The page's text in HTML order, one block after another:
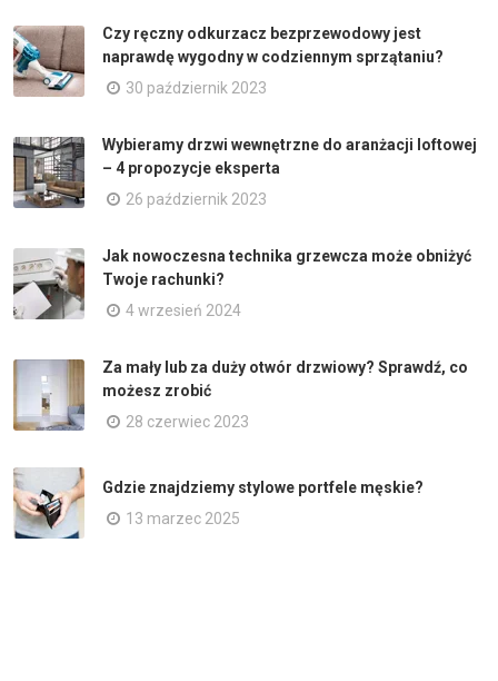
Czy ręczny odkurzacz bezprzewodowy jest
naprawdę wygodny w codziennym sprzątaniu?
30 październik 2023
Wybieramy drzwi wewnętrzne do aranżacji loftowej
– 4 propozycje eksperta
26 październik 2023
Jak nowoczesna technika grzewcza może obniżyć
Twoje rachunki?
4 wrzesień 2024
Za mały lub za duży otwór drzwiowy? Sprawdź, co
możesz zrobić
28 czerwiec 2023
Gdzie znajdziemy stylowe portfele męskie?
13 marzec 2025